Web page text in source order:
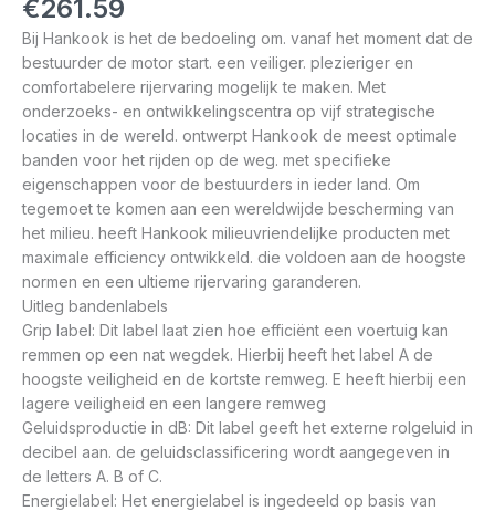
€261.59
Bij Hankook is het de bedoeling om. vanaf het moment dat de
bestuurder de motor start. een veiliger. plezieriger en
comfortabelere rijervaring mogelijk te maken. Met
onderzoeks- en ontwikkelingscentra op vijf strategische
locaties in de wereld. ontwerpt Hankook de meest optimale
banden voor het rijden op de weg. met specifieke
eigenschappen voor de bestuurders in ieder land. Om
tegemoet te komen aan een wereldwijde bescherming van
het milieu. heeft Hankook milieuvriendelijke producten met
maximale efficiency ontwikkeld. die voldoen aan de hoogste
normen en een ultieme rijervaring garanderen.
Uitleg bandenlabels
Grip label: Dit label laat zien hoe efficiënt een voertuig kan
remmen op een nat wegdek. Hierbij heeft het label A de
hoogste veiligheid en de kortste remweg. E heeft hierbij een
lagere veiligheid en een langere remweg
Geluidsproductie in dB: Dit label geeft het externe rolgeluid in
decibel aan. de geluidsclassificering wordt aangegeven in
de letters A. B of C.
Energielabel: Het energielabel is ingedeeld op basis van